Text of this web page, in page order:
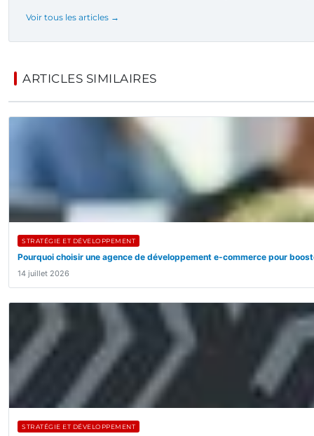
Voir tous les articles →
ARTICLES SIMILAIRES
STRATÉGIE ET DÉVELOPPEMENT
Pourquoi choisir une agence de développement e-commerce pour
14 juillet 2026
STRATÉGIE ET DÉVELOPPEMENT